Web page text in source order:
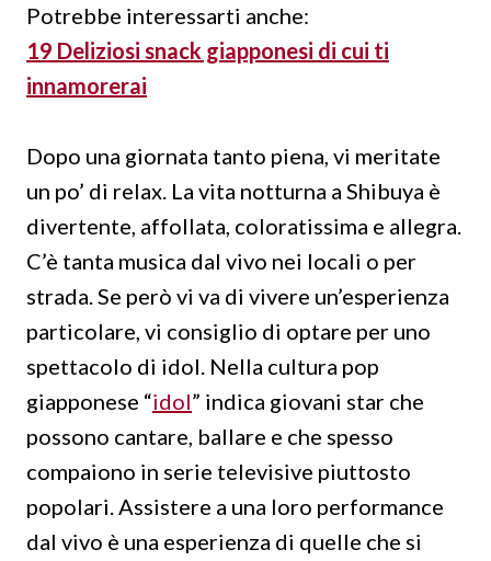
Potrebbe interessarti anche:
19 Deliziosi snack giapponesi di cui ti
innamorerai
Dopo una giornata tanto piena, vi meritate
un po’ di relax. La vita notturna a Shibuya è
divertente, affollata, coloratissima e allegra.
C’è tanta musica dal vivo nei locali o per
strada. Se però vi va di vivere un’esperienza
particolare, vi consiglio di optare per uno
spettacolo di idol. Nella cultura pop
giapponese “idol” indica giovani star che
possono cantare, ballare e che spesso
compaiono in serie televisive piuttosto
popolari. Assistere a una loro performance
dal vivo è una esperienza di quelle che si